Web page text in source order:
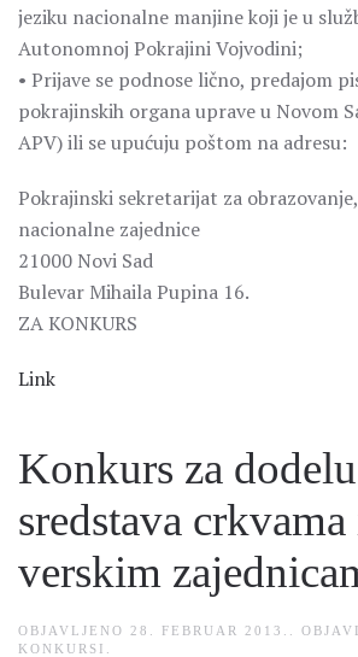
jeziku nacionalne manjine koji je u
Autonomnoj Pokrajini Vojvodini;
• Prijave se podnose lično, predajom
pokrajinskih organa uprave u Novom
APV) ili se upućuju poštom na adresu:
Pokrajinski sekretarijat za
nacionalne zajednice
21000 Novi Sad
Bulevar Mihaila Pupina 16.
ZA KONKURS
Link
Konkurs za dodelu
sredstava crkvama
verskim
OBJAVLJENO 28. FEBRUAR 2013.
.
KONKURSI